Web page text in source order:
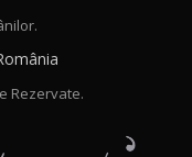
Rezervate.